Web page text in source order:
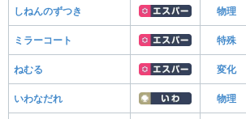
しねんのずつき 物理
ミラーコート 特殊
ねむる 変化
いわなだれ 物理